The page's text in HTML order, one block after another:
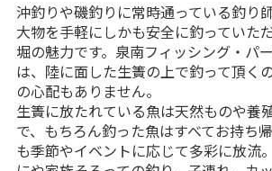
沖釣りや磯釣りに常時通っている釣り
大物を手軽にしかも安全に釣っていた
堀の魅力です。泉南フィッシング・パ
は、陸に面した生簀の上で釣って頂く
の心配もありません。
生簀に放たれている魚は天然ものや養
で、もちろん釣った魚はすべてお持ち
も季節やイベントに応じて多彩に放流